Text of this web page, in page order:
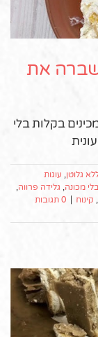
את
בקלות בלי
גלוטן, עוגות
מכונה, גלידה פרווה,
, קינוח | 0 תגובות